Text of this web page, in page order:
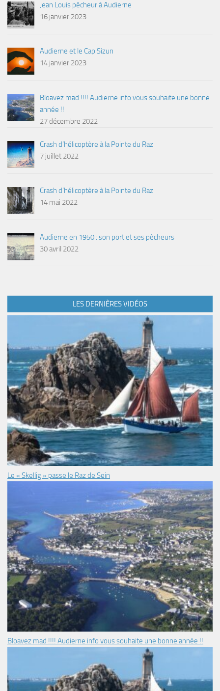
Jean Louis pêcheur à Audierne
16 janvier 2023
Audierne et le Cap Sizun
14 janvier 2023
Bloavez mad !!!! Audierne info vous souhaite une bonne
année !!
27 décembre 2022
Crash d’hélicoptère à la Pointe du Raz
7 juillet 2022
Crash d’hélicoptère à la Pointe du Raz
14 mai 2022
Audierne en 1950 : son port et ses pêcheurs
30 avril 2022
LES DERNIÈRES VIDÉOS
Le « Skellig » passe le Raz de Sein
Bloavez mad !!!! Audierne info vous souhaite une bonne année !!